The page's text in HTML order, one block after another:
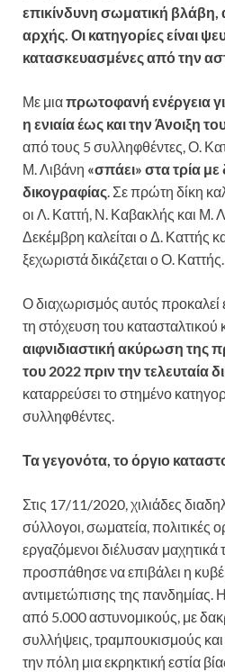
επικίνδυνη σωματική βλάβη,
αρχής. Οι κατηγορίες είναι
κατασκευασμένες από την
Με μιαπρωτοφανή ενέργεια
η ενιαία έως και την Άνοιξη
από τους 5 συλληφθέντες, Ο.
Μ. Λιβάνη «σπάει» στα τρία
δικογραφίας. Σε πρώτη δίκη
οι Λ. Καττή, Ν. Καβακλής και Μ.
Δεκέμβρη καλείται ο Δ. Καττής
ξεχωριστά δικάζεται ο Ο. Καττής.
Ο διαχωρισμός αυτός προκαλεί
τη στόχευση του κατασταλτικού
αιφνιδιαστική ακύρωση της
του 2022πριν την τελευταία
καταρρεύσει το στημένο
συλληφθέντες.
Τα γεγονότα, το όργιο
Στις 17/11/2020, χιλιάδες
σύλλογοι, σωματεία, πολιτικές
εργαζόμενοι διέλυσαν
προσπάθησε να επιβάλει η
αντιμετώπισης της
από 5.000 αστυνομικούς, με
συλλήψεις, τραμπουκισμούς
την πόλη μια εκρηκτική εστία